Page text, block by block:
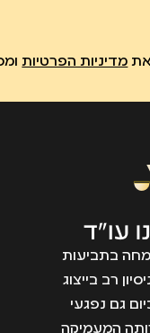
מדיניות הפרטיות
בתביעות
רב בייצוג
גם נפגעי
המעמיקה